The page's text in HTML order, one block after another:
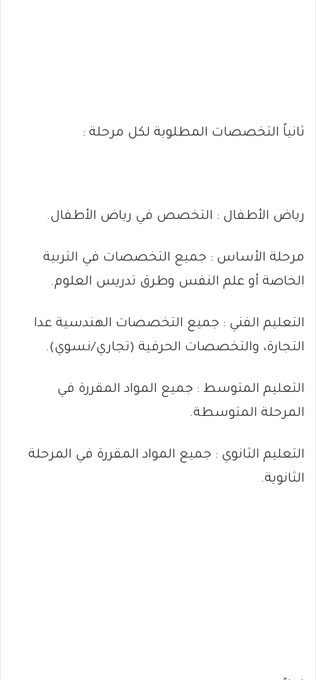
ثانياً التخصصات المطلوبة لكل مرحلة :
رياض الأطفال : التخصص في رياض الأطفال.
مرحلة الأساس : جميع التخصصات في التربية
الخاصة أو علم النفس وطرق تدريس العلوم.
التعليم الفني : جميع التخصصات الهندسية عدا
التجارة، والتخصصات الحرفية (تجاري/نسوي).
التعليم المتوسط : جميع المواد المقررة في
المرحلة المتوسطة.
التعليم الثانوي : جميع المواد المقررة في المرحلة
الثانوية.